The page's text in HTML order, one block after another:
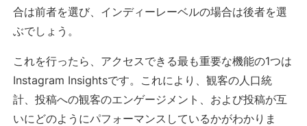
合は前者を選び、インディーレーベルの場合は後者を選
ぶでしょう。
これを行ったら、アクセスできる最も重要な機能の1つは
Instagram Insightsです。これにより、観客の人口統
計、投稿への観客のエンゲージメント、および投稿が互
いにどのようにパフォーマンスしているかがわかりま